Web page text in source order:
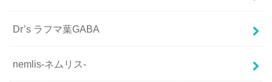
Dr’s ラフマ葉GABA
nemlis-ネムリス-